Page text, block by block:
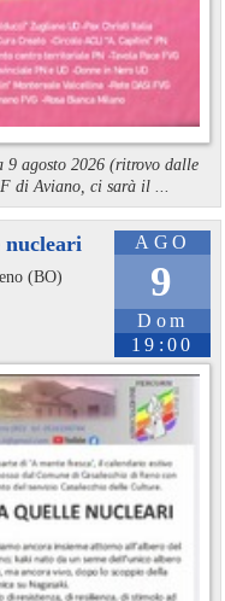
9 agosto 2026 (ritrovo dalle
di Aviano, ci sarà il ...
AGO
9
Dom
19:00
nucleari
(BO)